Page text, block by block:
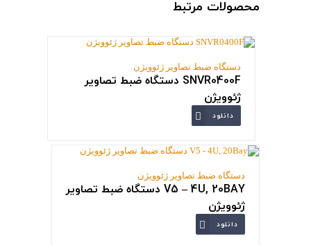
محصولات مرتبط
دستگاه ضبط تصاویر ژئوویژن
SNVR0400F دستگاه ضبط تصاویر
ژئوویژن
دانلود
دستگاه ضبط تصاویر ژئوویژن
V5 – 4U, 20BAY دستگاه ضبط تصاویر
ژئوویژن
دانلود